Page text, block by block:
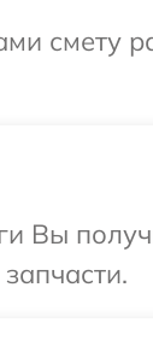
смету
Вы